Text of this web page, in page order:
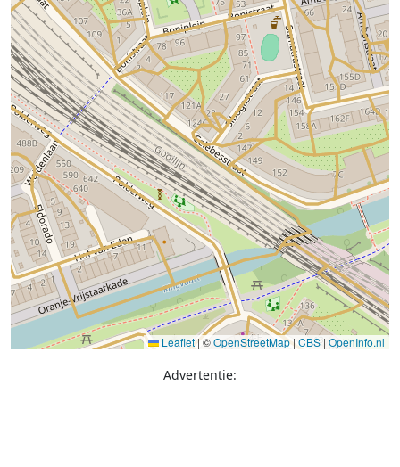
Leaflet|©OpenStreetMap|CBS | OpenInfo.nl
Advertentie: